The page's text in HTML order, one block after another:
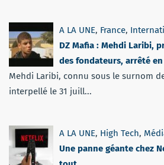
A LA UNE, France,
DZ Mafia : Mehdi Laribi,
des fondateurs, arrêté
Mehdi Laribi, connu sous le surnom
interpellé le 31 juill...
A LA UNE, High Tech,
Une panne géante chez